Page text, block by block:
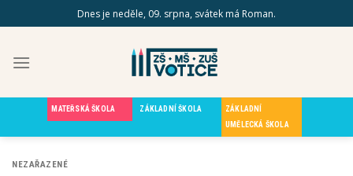
to
Dnes je neděle, 09. srpna, svátek má Roman.
MATEŘSKÁ ŠKOLA ZÁKLADNÍ ŠKOLA
ZÁKLADNÍ
UMĚLECKÁ ŠKOLA
NEZAŘAZENÉ